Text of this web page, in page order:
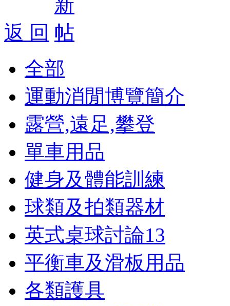
返 回
全部
運動消閒博覽簡介
露營,遠足,攀登
單車用品
健身及體能訓練
球類及拍類器材
英式桌球討論13
平衡車及滑板用品
各類護具